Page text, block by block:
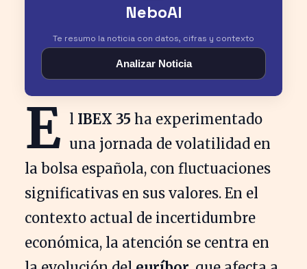
NeboAI
Te resumo la noticia con datos, cifras y contexto
Analizar Noticia
E l IBEX 35 ha experimentado
una jornada de volatilidad en
la bolsa española, con fluctuaciones
significativas en sus valores. En el
contexto actual de incertidumbre
económica, la atención se centra en